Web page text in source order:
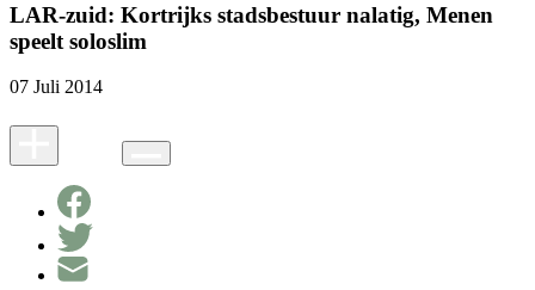
LAR-zuid: Kortrijks stadsbestuur nalatig, Menen
speelt soloslim
07 Juli 2014